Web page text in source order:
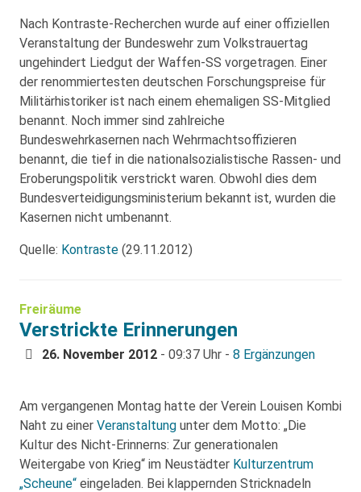
Nach Kontraste-Recherchen wurde auf einer offiziellen
Veranstaltung der Bundeswehr zum Volkstrauertag
ungehindert Liedgut der Waffen-SS vorgetragen. Einer
der renommiertesten deutschen Forschungspreise für
Militärhistoriker ist nach einem ehemaligen SS-Mitglied
benannt. Noch immer sind zahlreiche
Bundeswehrkasernen nach Wehrmachtsoffizieren
benannt, die tief in die nationalsozialistische Rassen- und
Eroberungspolitik verstrickt waren. Obwohl dies dem
Bundesverteidigungsministerium bekannt ist, wurden die
Kasernen nicht umbenannt.
Quelle: Kontraste (29.11.2012)
Freiräume
Verstrickte Erinnerungen
26. November 2012 - 09:37 Uhr - 8 Ergänzungen
Am vergangenen Montag hatte der Verein Louisen Kombi
Naht zu einer Veranstaltung unter dem Motto: „Die
Kultur des Nicht-Erinnerns: Zur generationalen
Weitergabe von Krieg“ im Neustädter Kulturzentrum
„Scheune“ eingeladen. Bei klappernden Stricknadeln